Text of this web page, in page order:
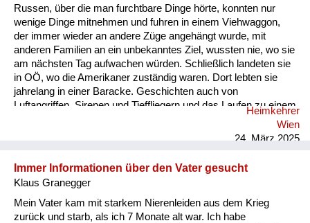
Russen, über die man furchtbare Dinge hörte, konnten nur
wenige Dinge mitnehmen und fuhren in einem Viehwaggon,
der immer wieder an andere Züge angehängt wurde, mit
anderen Familien an ein unbekanntes Ziel, wussten nie, wo sie
am nächsten Tag aufwachen würden. Schließlich landeten sie
in OÖ, wo die Amerikaner zuständig waren. Dort lebten sie
jahrelang in einer Baracke. Geschichten auch von
Luftangriffen, Sirenen und Tieffliegern und das Laufen zu einem
Luftschutzkeller hörte ich. Von der Angst sprach meine Mutter,
und dass sie aus Angst immer etwas essen musste. Es gab
nur mit Essensmarken. Sie konnte mit d...
Heimkehrer
Wien
24. März 2025
Immer Informationen über den Vater gesucht
Klaus Granegger
Mein Vater kam mit starkem Nierenleiden aus dem Krieg
zurück und starb, als ich 7 Monate alt war. Ich habe